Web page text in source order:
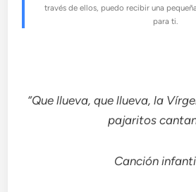
través de ellos, puedo recibir una
para ti.
“Que llueva, que llueva, la
pajaritos
Canción